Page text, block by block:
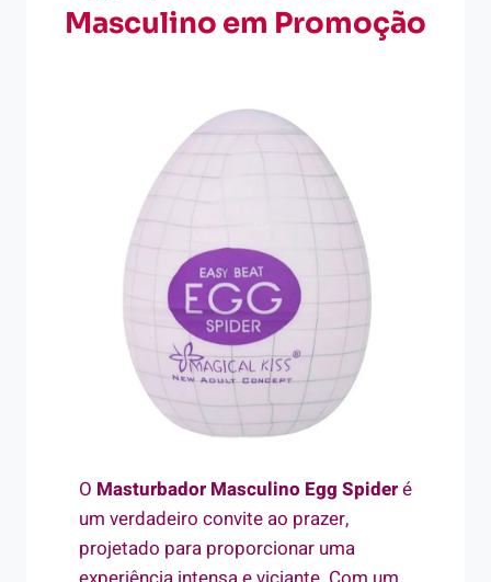
Masculino em Promoção
O Masturbador Masculino Egg Spideré
um verdadeiro convite ao prazer,
projetado para proporcionar uma